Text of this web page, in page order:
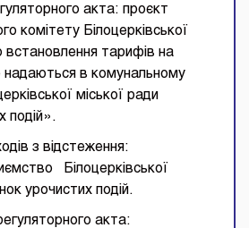
акта: проєкт
комітету Білоцерківської
встановлення тарифів на
надаються в комунальному
міської ради
подій».
з відстеження:
Білоцерківської
урочистих подій.
акта: